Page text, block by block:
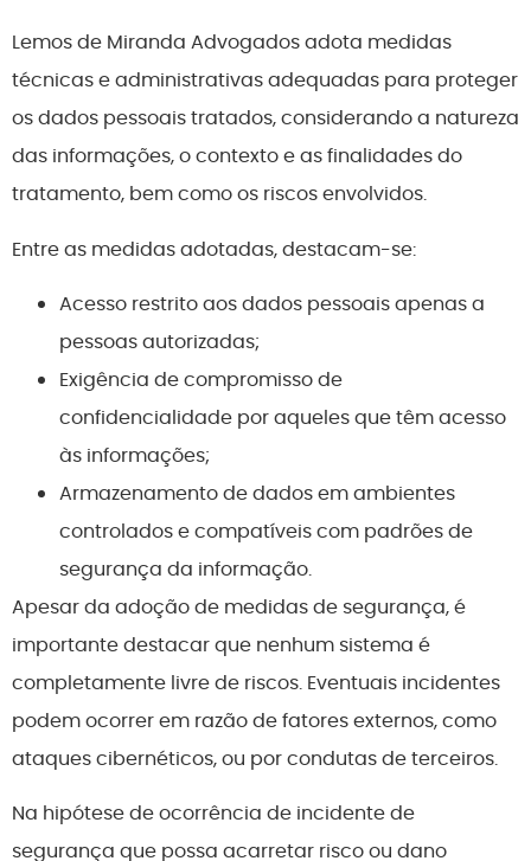
Lemos de Miranda Advogados adota medidas
técnicas e administrativas adequadas para proteger
os dados pessoais tratados, considerando a natureza
das informações, o contexto e as finalidades do
tratamento, bem como os riscos envolvidos.
Entre as medidas adotadas, destacam-se:
Acesso restrito aos dados pessoais apenas a
pessoas autorizadas;
Exigência de compromisso de
confidencialidade por aqueles que têm acesso
às informações;
Armazenamento de dados em ambientes
controlados e compatíveis com padrões de
segurança da informação.
Apesar da adoção de medidas de segurança, é
importante destacar que nenhum sistema é
completamente livre de riscos. Eventuais incidentes
podem ocorrer em razão de fatores externos, como
ataques cibernéticos, ou por condutas de terceiros.
Na hipótese de ocorrência de incidente de
segurança que possa acarretar risco ou dano